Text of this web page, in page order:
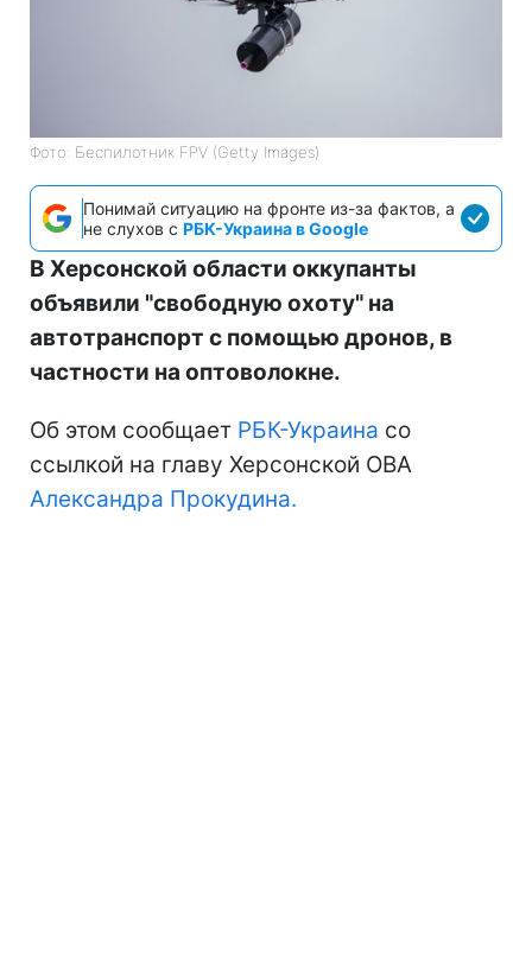
Фото: Беспилотник FPV (Getty Images)
Понимай ситуацию на фронте из-за фактов, а
не слухов с РБК-Украина в Google
В Херсонской области оккупанты
объявили "свободную охоту" на
автотранспорт с помощью дронов, в
частности на оптоволокне.
Об этом сообщает РБК-Украина со
ссылкой на главу Херсонской ОВА
Александра Прокудина.